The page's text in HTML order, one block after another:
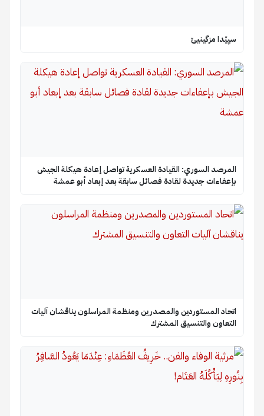
سپێدا مزگینیێ
المرصد السوري: القيادة العسكرية تواصل إعادة هيكلة الجيش
بإعفاءات جديدة لقادة فصائل سابقة بعد إبعاد أبو عمشة
اتحاد المستوردين والمصدرين ومنظمة المراسلون يناقشان آليات
التعاون والتنسيق المشترك